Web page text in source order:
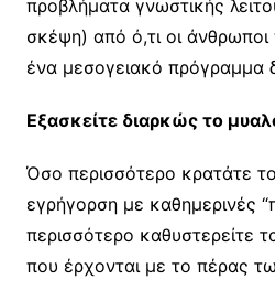
προβλήματα γνωστικής
σκέψη) από ό,τι οι
ένα μεσογειακό πρόγραμμα
Εξασκείτε διαρκώς το
Όσο περισσότερο κρατάτε
εγρήγορση με καθημερινές
περισσότερο καθυστερείτε
που έρχονται με το πέρας